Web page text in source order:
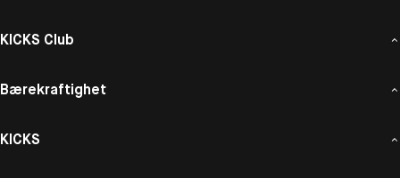
KICKS Club
Bærekraftighet
KICKS